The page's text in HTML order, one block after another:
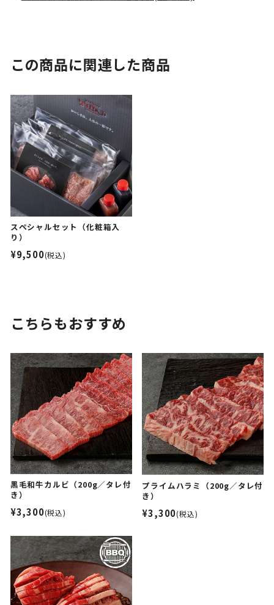
この商品に関連した商品
スペシャルセット（化粧箱入
り）
¥9,500(税込)
こちらもおすすめ
黒毛和牛カルビ（200g／タレ付
き）
¥3,300(税込)
プライムハラミ（200g／タレ付
き）
¥3,300(税込)